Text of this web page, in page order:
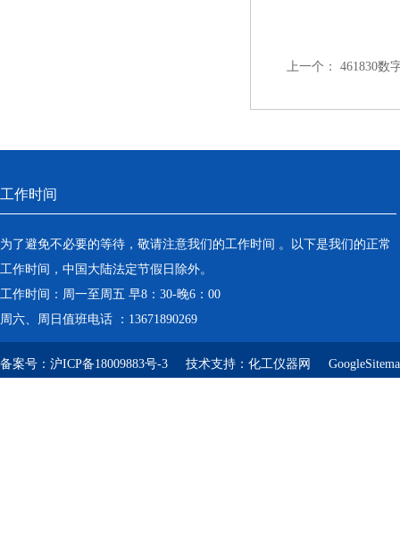
上一个： 461830数
工作时间
为了避免不必要的等待，敬请注意我们的工作时间 。以下是我们的正常
工作时间，中国大陆法定节假日除外。
工作时间：周一至周五 早8：30-晚6：00
周六、周日值班电话 ：13671890269
备案号： 沪ICP备18009883号-3 技术支持： 化工仪器网